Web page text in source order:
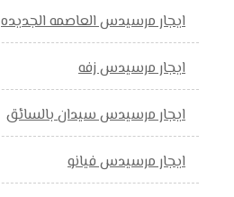
ايجار مرسيدس العاصمه الجديده
ايجار مرسيدس زفه
ايجار مرسيدس سيدان بالسائق
ايجار مرسيدس فيانو